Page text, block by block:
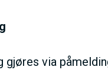
gjøres via